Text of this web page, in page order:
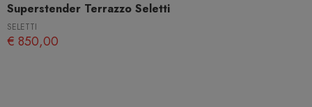
Superstender Terrazzo Seletti
SELETTI
€ 850,00